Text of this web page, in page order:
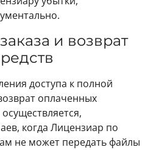
и возврат
доступа к полной
оплаченных
когда Лицензиар по
не может передать файлы